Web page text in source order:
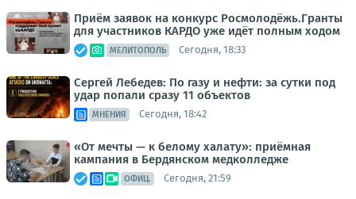
Приём заявок на конкурс Росмолодёжь.Гранты
для участников КАРДО уже идёт полным ходом
МЕЛИТОПОЛЬ Сегодня, 18:33
Сергей Лебедев: По газу и нефти: за сутки под
удар попали сразу 11 объектов
МНЕНИЯ Сегодня, 18:42
«От мечты — к белому халату»: приёмная
кампания в Бердянском медколледже
ОФИЦ. Сегодня, 21:59